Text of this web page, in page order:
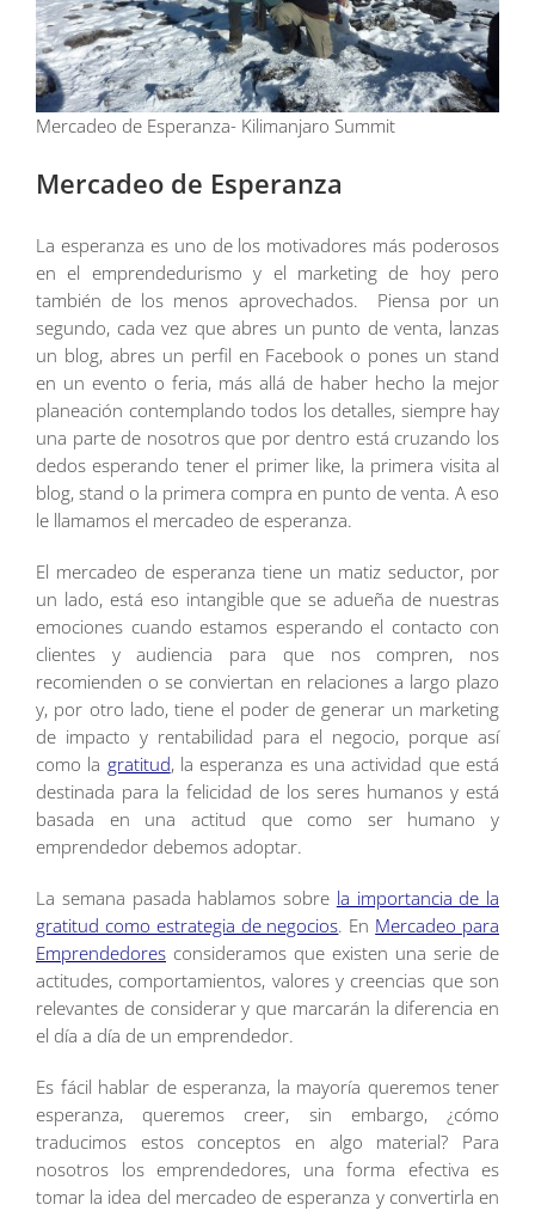
Mercadeo de Esperanza- Kilimanjaro Summit
Mercadeo de Esperanza
La esperanza es uno de los motivadores más poderosos
en el emprendedurismo y el marketing de hoy pero
también de los menos aprovechados. Piensa por un
segundo, cada vez que abres un punto de venta, lanzas
un blog, abres un perfil en Facebook o pones un stand
en un evento o feria, más allá de haber hecho la mejor
planeación contemplando todos los detalles, siempre hay
una parte de nosotros que por dentro está cruzando los
dedos esperando tener el primer like, la primera visita al
blog, stand o la primera compra en punto de venta. A eso
le llamamos el mercadeo de esperanza.
El mercadeo de esperanza tiene un matiz seductor, por
un lado, está eso intangible que se adueña de nuestras
emociones cuando estamos esperando el contacto con
clientes y audiencia para que nos compren, nos
recomienden o se conviertan en relaciones a largo plazo
y, por otro lado, tiene el poder de generar un marketing
de impacto y rentabilidad para el negocio, porque así
como la gratitud, la esperanza es una actividad que está
destinada para la felicidad de los seres humanos y está
basada en una actitud que como ser humano y
emprendedor debemos adoptar.
La semana pasada hablamos sobre la importancia de la
gratitud como estrategia de negocios. En Mercadeo para
Emprendedores consideramos que existen una serie de
actitudes, comportamientos, valores y creencias que son
relevantes de considerar y que marcarán la diferencia en
el día a día de un emprendedor.
Es fácil hablar de esperanza, la mayoría queremos tener
esperanza, queremos creer, sin embargo, ¿cómo
traducimos estos conceptos en algo material? Para
nosotros los emprendedores, una forma efectiva es
tomar la idea del mercadeo de esperanza y convertirla en